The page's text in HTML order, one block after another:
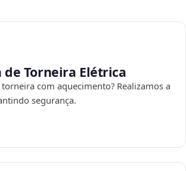
Torneira Elétrica
com aquecimento? Realizamos a
segurança.